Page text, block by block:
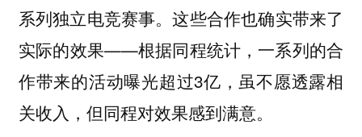
系列独立电竞赛事。这些合作也确实带来了
实际的效果——根据同程统计，一系列的合
作带来的活动曝光超过3亿，虽不愿透露相
关收入，但同程对效果感到满意。